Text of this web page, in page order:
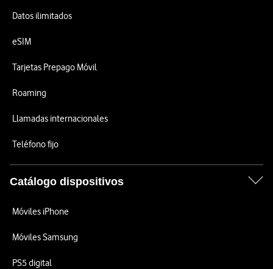
Datos ilimitados
eSIM
Tarjetas Prepago Móvil
Roaming
Llamadas internacionales
Teléfono fijo
Catálogo dispositivos
Móviles iPhone
Móviles Samsung
PS5 digital